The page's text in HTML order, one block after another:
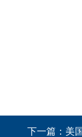
下一篇： 美